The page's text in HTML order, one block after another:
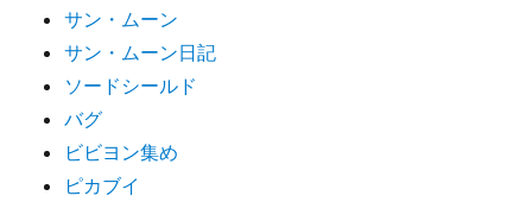
サン・ムーン
サン・ムーン日記
ソードシールド
バグ
ビビヨン集め
ピカブイ